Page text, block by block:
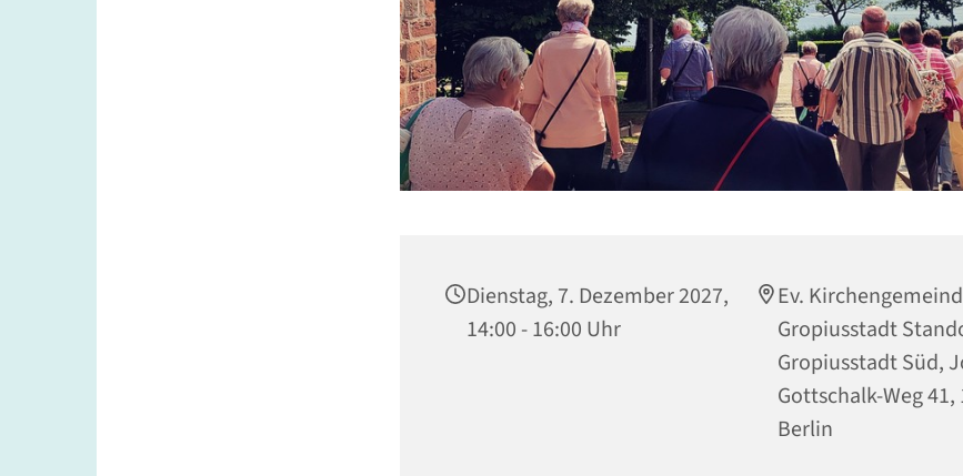
Dienstag, 7. Dezember 2027,
14:00 - 16:00 Uhr
Ev.
Gropiusstadt
Gropiusstadt Süd,
Gottschalk-Weg 41,
Berlin